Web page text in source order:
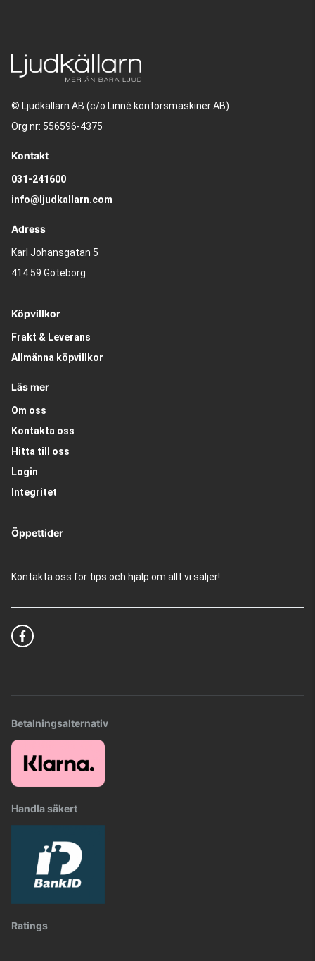
© Ljudkällarn AB (c/o Linné kontorsmaskiner AB)
Org nr: 556596-4375
Kontakt
031-241600
info@ljudkallarn.com
Adress
Karl Johansgatan 5
414 59 Göteborg
Köpvillkor
Frakt & Leverans
Allmänna köpvillkor
Läs mer
Om oss
Kontakta oss
Hitta till oss
Login
Integritet
Öppettider
Kontakta oss för tips och hjälp om allt vi säljer!
Betalningsalternativ
Handla säkert
Ratings